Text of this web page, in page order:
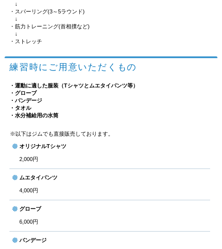
↓
・スパーリング(3～5ラウンド)
↓
・筋力トレーニング(首相撲など)
↓
・ストレッチ
練習時にご用意いただくもの
・運動に適した服装（Tシャツとムエタイパンツ等）
・グローブ
・バンデージ
・タオル
・水分補給用の水筒
※以下はジムでも直接販売しております。
オリジナルTシャツ
2,000円
ムエタイパンツ
4,000円
グローブ
6,000円
バンデージ